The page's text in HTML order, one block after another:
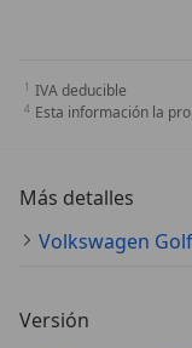
IVA deducible
Esta información la
Más detalles
Versión